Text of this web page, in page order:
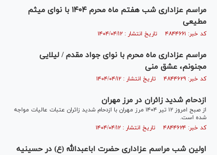
مراسم عزاداری شب هفتم ماه محرم ۱۴۰۴ با نوای میثم
مطیعی
کد خبر: ۴۸۴۴۶۶۱ تاریخ انتشار : ۱۴۰۴/۰۴/۱۲
مراسم عزاداری ماه محرم با نوای جواد مقدم / لیلایی
مجنونم، عشق منی
کد خبر: ۴۸۴۴۶۲۹ تاریخ انتشار : ۱۴۰۴/۰۴/۱۲
ازدحام شدید زائران در مرز مهران
از صبح امروز ۱۲ تیر ۱۴۰۴ مرز مهران با ازدحام شدید زائران عتبات عالیات مواجه
شده است.
کد خبر: ۴۸۴۴۶۲۴ تاریخ انتشار : ۱۴۰۴/۰۴/۱۲
اولین شب مراسم عزاداری حضرت اباعبدالله (ع) در حسینیه